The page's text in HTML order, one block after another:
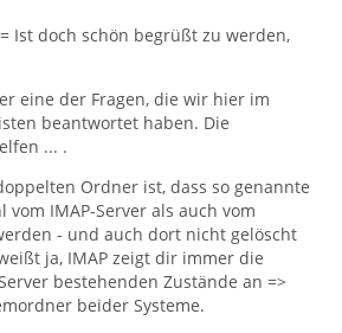
Ist doch schön begrüßt zu werden,
eine der Fragen, die wir hier im
beantwortet haben. Die
... .
Ordner ist, dass so genannte
vom IMAP-Server als auch vom
- und auch dort nicht gelöscht
ja, IMAP zeigt dir immer die
bestehenden Zustände an =>
beider Systeme.